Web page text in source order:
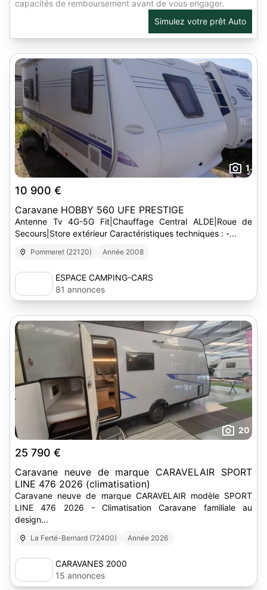
capacités de remboursement avant de vous engager.
Simulez votre prêt Auto
1
10 900 €
Caravane HOBBY 560 UFE PRESTIGE
Antenne Tv 4G-5G Fit|Chauffage Central ALDE|Roue de
Secours|Store extérieur Caractéristiques techniques : -...
Pommeret (22120) Année 2008
ESPACE CAMPING-CARS
81 annonces
20
25 790 €
Caravane neuve de marque CARAVELAIR SPORT
LINE 476 2026 (climatisation)
Caravane neuve de marque CARAVELAIR modèle SPORT
LINE 476 2026 - Climatisation Caravane familiale au
design...
La Ferté-Bernard (72400) Année 2026
CARAVANES 2000
15 annonces